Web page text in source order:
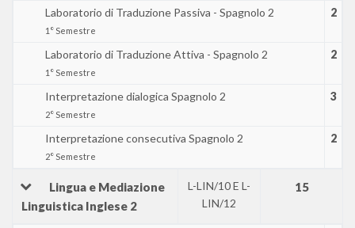
Laboratorio di Traduzione Passiva - Spagnolo 2
1° Semestre
2
Laboratorio di Traduzione Attiva - Spagnolo 2
1° Semestre
2
Interpretazione dialogica Spagnolo 2
2° Semestre
3
Interpretazione consecutiva Spagnolo 2
2° Semestre
2
Lingua e Mediazione
Linguistica Inglese 2
L-LIN/10 E L-
LIN/12
15